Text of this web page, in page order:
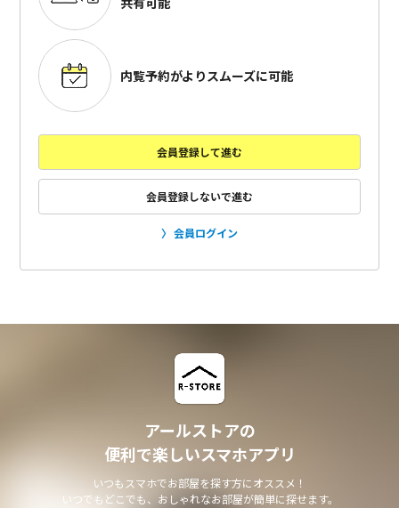
内覧予約がよりスムーズに可能
会員登録して進む
会員登録しないで進む
会員ログイン
アールストアの
便利で楽しいスマホアプリ
いつもスマホでお部屋を探す方にオススメ！
いつでもどこでも、おしゃれなお部屋が簡単に探せます。